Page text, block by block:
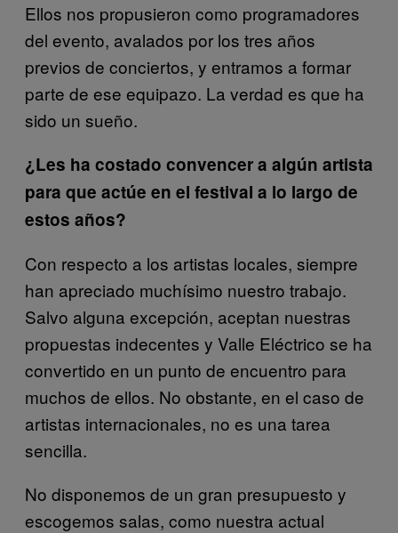
Ellos nos propusieron como programadores
del evento, avalados por los tres años
previos de conciertos, y entramos a formar
parte de ese equipazo. La verdad es que ha
sido un sueño.
¿Les ha costado convencer a algún artista
para que actúe en el festival a lo largo de
estos años?
Con respecto a los artistas locales, siempre
han apreciado muchísimo nuestro trabajo.
Salvo alguna excepción, aceptan nuestras
propuestas indecentes y Valle Eléctrico se ha
convertido en un punto de encuentro para
muchos de ellos. No obstante, en el caso de
artistas internacionales, no es una tarea
sencilla.
No disponemos de un gran presupuesto y
escogemos salas, como nuestra actual